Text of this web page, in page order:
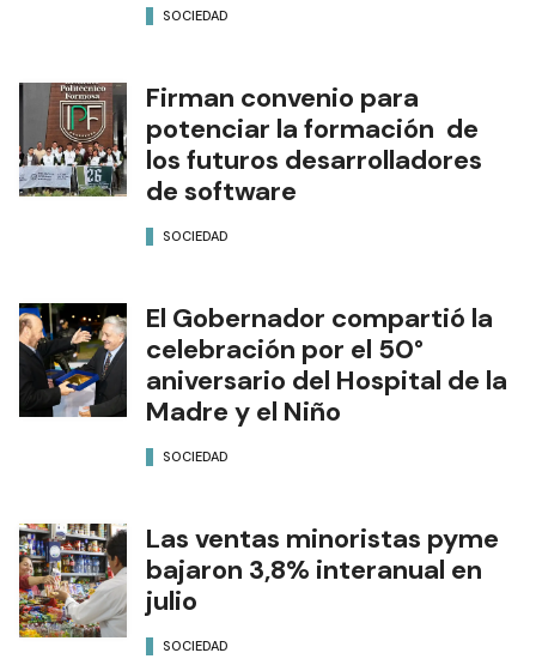
SOCIEDAD
Firman convenio para
potenciar la formación de
los futuros desarrolladores
de software
SOCIEDAD
El Gobernador compartió la
celebración por el 50°
aniversario del Hospital de la
Madre y el Niño
SOCIEDAD
Las ventas minoristas pyme
bajaron 3,8% interanual en
julio
SOCIEDAD